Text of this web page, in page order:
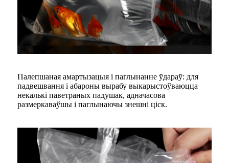
Палепшаная амартызацыя і паглынанне ўдараў: для
падвешвання і абароны вырабу выкарыстоўваюцца
некалькі паветраных падушак, адначасова
размеркаваўшы і паглынаючы знешні ціск.